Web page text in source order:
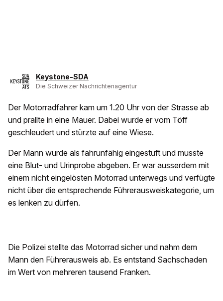
Keystone-SDA
Die Schweizer Nachrichtenagentur
Der Motorradfahrer kam um 1.20 Uhr von der Strasse ab
und prallte in eine Mauer. Dabei wurde er vom Töff
geschleudert und stürzte auf eine Wiese.
Der Mann wurde als fahrunfähig eingestuft und musste
eine Blut- und Urinprobe abgeben. Er war ausserdem mit
einem nicht eingelösten Motorrad unterwegs und verfügte
nicht über die entsprechende Führerausweiskategorie, um
es lenken zu dürfen.
Die Polizei stellte das Motorrad sicher und nahm dem
Mann den Führerausweis ab. Es entstand Sachschaden
im Wert von mehreren tausend Franken.